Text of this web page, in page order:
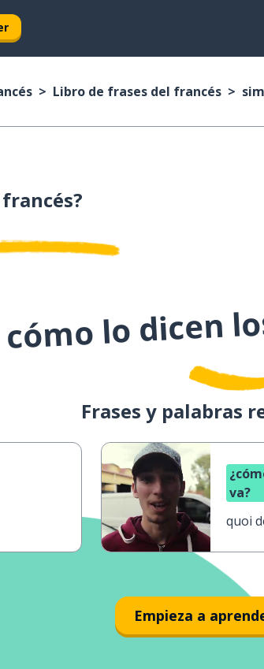
Libro de frases del francés
lo dicen
Frases y palabras
va?
quoi
Empieza a